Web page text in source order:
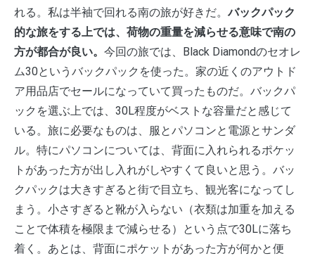
れる。私は半袖で回れる南の旅が好きだ。バックパック
的な旅をする上では、荷物の重量を減らせる意味で南の
方が都合が良い。 今回の旅では、Black Diamondのセオレ
ム30というバックパックを使った。家の近くのアウトド
ア用品店でセールになっていて買ったものだ。バックパ
ックを選ぶ上では、30L程度がベストな容量だと感じて
いる。旅に必要なものは、服とパソコンと電源とサンダ
ル。特にパソコンについては、背面に入れられるポケッ
トがあった方が出し入れがしやすくて良いと思う。バッ
クパックは大きすぎると街で目立ち、観光客になってし
まう。小さすぎると靴が入らない（衣類は加重を加える
ことで体積を極限まで減らせる）という点で30Lに落ち
着く。あとは、背面にポケットがあった方が何かと便